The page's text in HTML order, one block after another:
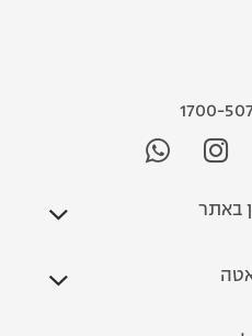
1700-
באתר